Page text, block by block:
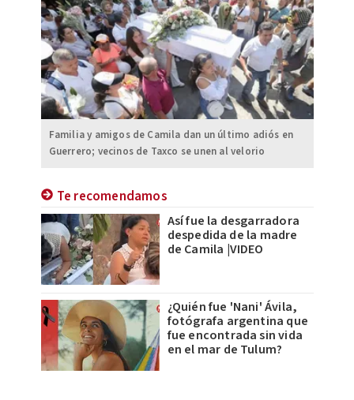
Familia y amigos de Camila dan un último adiós en
Guerrero; vecinos de Taxco se unen al velorio
Te recomendamos
Así fue la desgarradora
despedida de la madre
de Camila |VIDEO
¿Quién fue 'Nani' Ávila,
fotógrafa argentina que
fue encontrada sin vida
en el mar de Tulum?